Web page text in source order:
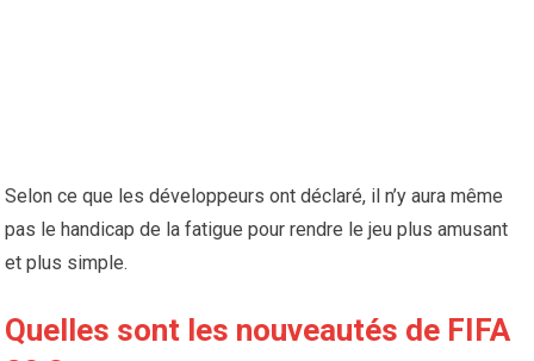
Selon ce que les développeurs ont déclaré, il n’y aura même
pas le handicap de la fatigue pour rendre le jeu plus amusant
et plus simple.
Quelles sont les nouveautés de FIFA